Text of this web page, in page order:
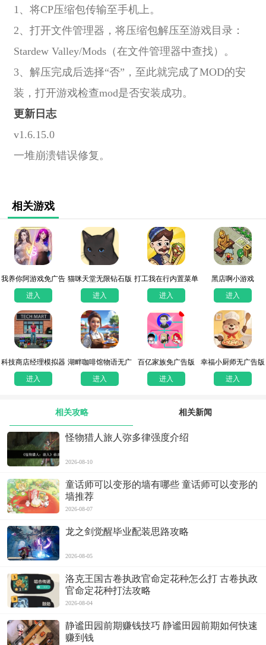
1、将CP压缩包传输至手机上。
2、打开文件管理器，将压缩包解压至游戏目录：
Stardew Valley/Mods（在文件管理器中查找）。
3、解压完成后选择“否”，至此就完成了MOD的安
装，打开游戏检查mod是否安装成功。
更新日志
v1.6.15.0
一堆崩溃错误修复。
相关游戏
我养你阿游戏免广告
版
进入
猫咪天堂无限钻石版
进入
打工我在行内置菜单
最新版本
进入
黑店啊小游戏
进入
科技商店经理模拟器
进入
湖畔咖啡馆物语无广
告版
进入
百亿家族免广告版
进入
幸福小厨师无广告版
进入
相关攻略 相关新闻
怪物猎人旅人弥多律强度介绍
2026-08-10
童话师可以变形的墙有哪些 童话师可以变形的
墙推荐
2026-08-07
龙之剑觉醒毕业配装思路攻略
2026-08-05
洛克王国古卷执政官命定花种怎么打 古卷执政
官命定花种打法攻略
2026-08-04
静谧田园前期赚钱技巧 静谧田园前期如何快速
赚到钱